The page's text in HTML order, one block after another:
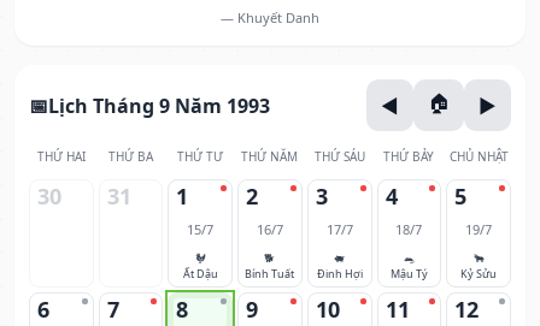
— Khuyết Danh
Lịch Tháng 9 Năm 1993
THỨ HAI THỨ BA THỨ TƯ THỨ NĂM THỨ SÁU THỨ BẢY CHỦ NHẬT
30 31 1
15/7
🐓
Ất Dậu
2
16/7
🐕
Bính Tuất
3
17/7
🐖
Đinh Hợi
4
18/7
🐀
Mậu Tý
5
19/7
🐂
Kỷ Sửu
6 7 8 9 10 11 12